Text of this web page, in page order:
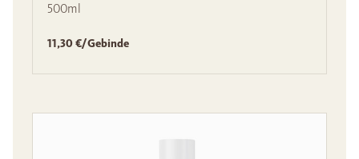
500ml
11,30 €/Gebinde